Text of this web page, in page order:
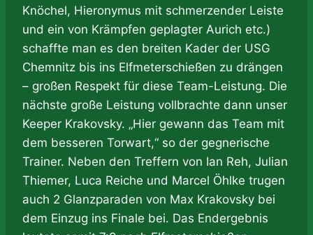
Knöchel, Hieronymus mit schmerzender Leiste
und ein von Krämpfen geplagter Aurich etc.)
schaffte man es den breiten Kader der USG
Chemnitz bis ins Elfmeterschießen zu drängen
– großen Respekt für diese Team-Leistung. Die
nächste große Leistung vollbrachte dann unser
Keeper Krakovsky. „Hier gewann das Team mit
dem besseren Torwart,“ so der gegnerische
Trainer. Neben den Treffern von Ian Reh, Julian
Thiemer, Luca Reiche und Marcel Öhlke trugen
auch 2 Glanzparaden von Max Krakovsky bei
dem Einzug ins Finale bei. Das Endergebnis